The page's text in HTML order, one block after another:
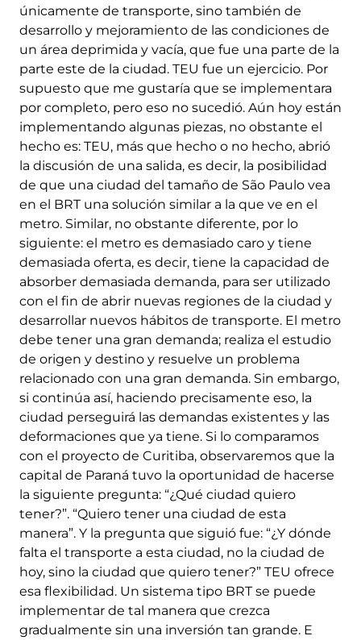
únicamente de transporte, sino también de
desarrollo y mejoramiento de las condiciones de
un área deprimida y vacía, que fue una parte de la
parte este de la ciudad. TEU fue un ejercicio. Por
supuesto que me gustaría que se implementara
por completo, pero eso no sucedió. Aún hoy están
implementando algunas piezas, no obstante el
hecho es: TEU, más que hecho o no hecho, abrió
la discusión de una salida, es decir, la posibilidad
de que una ciudad del tamaño de São Paulo vea
en el BRT una solución similar a la que ve en el
metro. Similar, no obstante diferente, por lo
siguiente: el metro es demasiado caro y tiene
demasiada oferta, es decir, tiene la capacidad de
absorber demasiada demanda, para ser utilizado
con el fin de abrir nuevas regiones de la ciudad y
desarrollar nuevos hábitos de transporte. El metro
debe tener una gran demanda; realiza el estudio
de origen y destino y resuelve un problema
relacionado con una gran demanda. Sin embargo,
si continúa así, haciendo precisamente eso, la
ciudad perseguirá las demandas existentes y las
deformaciones que ya tiene. Si lo comparamos
con el proyecto de Curitiba, observaremos que la
capital de Paraná tuvo la oportunidad de hacerse
la siguiente pregunta: “¿Qué ciudad quiero
tener?”. “Quiero tener una ciudad de esta
manera”. Y la pregunta que siguió fue: “¿Y dónde
falta el transporte a esta ciudad, no la ciudad de
hoy, sino la ciudad que quiero tener?” TEU ofrece
esa flexibilidad. Un sistema tipo BRT se puede
implementar de tal manera que crezca
gradualmente sin una inversión tan grande. E